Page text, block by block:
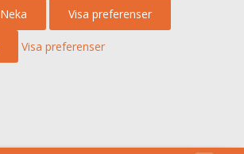
Neka Visa preferenser
Visa preferenser